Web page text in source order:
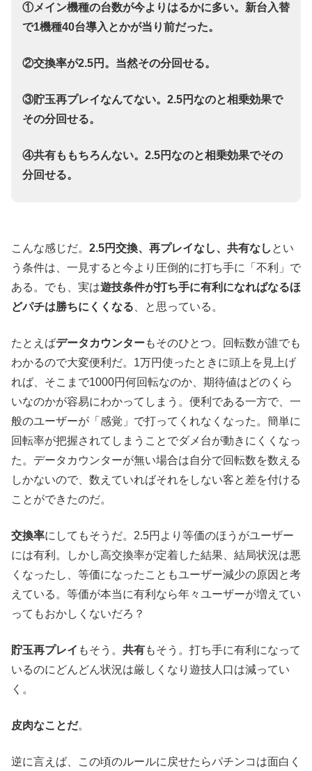
①メイン機種の台数が今よりはるかに多い。新台入替
で1機種40台導入とかが当り前だった。
②交換率が2.5円。当然その分回せる。
③貯玉再プレイなんてない。2.5円なのと相乗効果で
その分回せる。
④共有ももちろんない。2.5円なのと相乗効果でその
分回せる。
こんな感じだ。 2.5円交換、再プレイなし、共有なし とい
う条件は、一見すると今より圧倒的に打ち手に「不利」で
ある。でも、実は遊技条件が打ち手に有利になればなるほ
どパチは勝ちにくくなる 、と思っている。
たとえばデータカウンターもそのひとつ。回転数が誰でも
わかるので大変便利だ。1万円使ったときに頭上を見上げ
れば、そこまで1000円何回転なのか、期待値はどのくら
いなのかが容易にわかってしまう。便利である一方で、一
般のユーザーが「感覚」で打ってくれなくなった。簡単に
回転率が把握されてしまうことでダメ台が動きにくくなっ
た。データカウンターが無い場合は自分で回転数を数える
しかないので、数えていればそれをしない客と差を付ける
ことができたのだ。
交換率にしてもそうだ。2.5円より等価のほうがユーザー
には有利。しかし高交換率が定着した結果、結局状況は悪
くなったし、等価になったこともユーザー減少の原因と考
えている。等価が本当に有利なら年々ユーザーが増えてい
ってもおかしくないだろ？
貯玉再プレイ もそう。 共有もそう。打ち手に有利になって
いるのにどんどん状況は厳しくなり遊技人口は減ってい
く。
皮肉なことだ。
逆に言えば、この頃のルールに戻せたらパチンコは面白く